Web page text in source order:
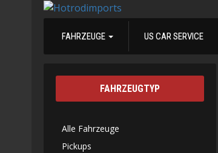
FAHRZEUGE US CAR SERVICE
FAHRZEUGTYP
Alle Fahrzeuge
Pickups